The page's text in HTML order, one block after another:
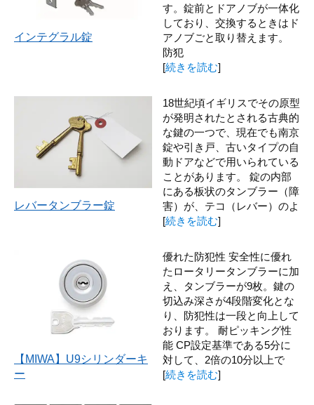
インテグラル錠
す。錠前とドアノブが一体化
しており、交換するときはド
アノブごと取り替えます。
防犯
[続きを読む]
レバータンブラー錠
18世紀頃イギリスでその原型
が発明されたとされる古典的
な鍵の一つで、現在でも南京
錠や引き戸、古いタイプの自
動ドアなどで用いられている
ことがあります。 錠の内部
にある板状のタンブラー（障
害）が、テコ（レバー）のよ
[続きを読む]
【MIWA】U9シリンダーキ
ー
優れた防犯性 安全性に優れ
たロータリータンブラーに加
え、タンブラーが9枚。鍵の
切込み深さが4段階変化とな
り、防犯性は一段と向上して
おります。 耐ピッキング性
能 CP設定基準である5分に
対して、2倍の10分以上で
[続きを読む]